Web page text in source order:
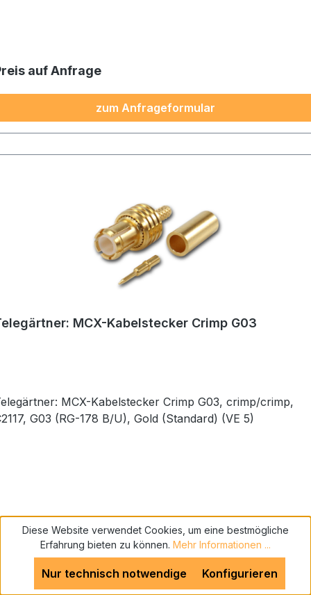
auf Anfrage
zum Anfrageformular
MCX-Kabelstecker Crimp G03
MCX-Kabelstecker Crimp G03, crimp/crimp,
G03 (RG-178 B/U), Gold (Standard) (VE 5)
auf Anfrage
zum Anfrageformular
Diese Website verwendet Cookies, um eine bestmögliche
Erfahrung bieten zu können. Mehr Informationen ...
Nur technisch notwendige Konfigurieren